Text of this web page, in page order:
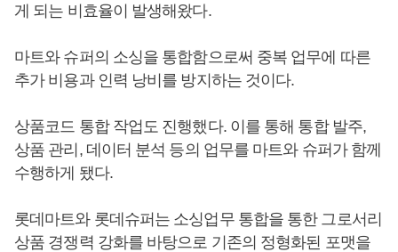
게 되는 비효율이 발생해왔다.
마트와 슈퍼의 소싱을 통합함으로써 중복 업무에 따른
추가 비용과 인력 낭비를 방지하는 것이다.
상품코드 통합 작업도 진행했다. 이를 통해 통합 발주,
상품 관리, 데이터 분석 등의 업무를 마트와 슈퍼가 함께
수행하게 됐다.
롯데마트와 롯데슈퍼는 소싱업무 통합을 통한 그로서리
상품 경쟁력 강화를 바탕으로 기존의 정형화된 포맷을